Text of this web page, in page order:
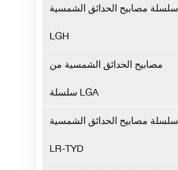
سلسلة مصابيح الحدائق الشمسية
LGH
مصابيح الحدائق الشمسية من
سلسلة LGA
سلسلة مصابيح الحدائق الشمسية
LR-TYD